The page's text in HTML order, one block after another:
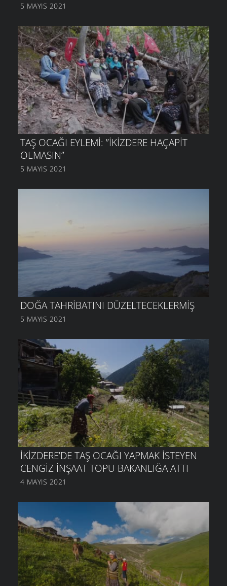
5 MAYIS 2021
TAŞ OCAĞI EYLEMI: ”İKIZDERE HAÇAPIT
OLMASIN”
5 MAYIS 2021
DOĞA TAHRIBATINI DÜZELTECEKLERMIŞ
5 MAYIS 2021
İKIZDERE’DE TAŞ OCAĞI YAPMAK ISTEYEN
CENGIZ İNŞAAT TOPU BAKANLIĞA ATTI
4 MAYIS 2021